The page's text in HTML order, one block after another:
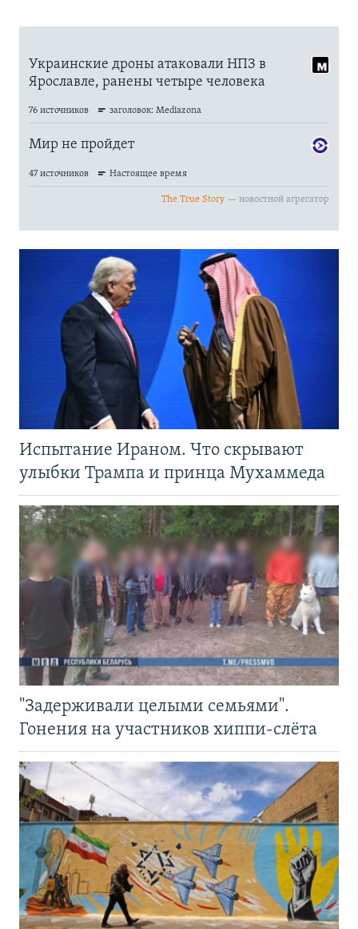
Испытание Ираном. Что скрывают
улыбки Трампа и принца Мухаммеда
"Задерживали целыми семьями".
Гонения на участников хиппи-слёта